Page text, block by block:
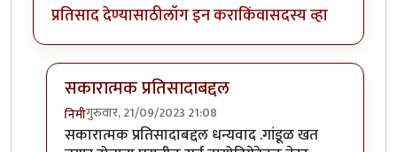
प्रतिसाद देण्यासाठीलॉग इन कराकिंवासदस्य व्हा
सकारात्मक प्रतिसादाबद्दल
निमीगुरुवार, 21/09/2023 21:08
In reply toबागवानीचा....byकर्नलतपस्वी
सकारात्मक प्रतिसादाबद्दल धन्यवाद .गांडूळ खत